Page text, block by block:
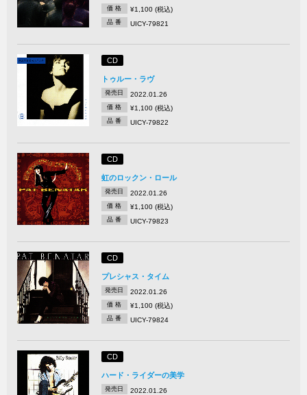
価 格 ¥1,100 (税込)
品 番 UICY-79821
CD
トゥルー・ラヴ
発売日 2022.01.26
価 格 ¥1,100 (税込)
品 番 UICY-79822
CD
虹のロックン・ロール
発売日 2022.01.26
価 格 ¥1,100 (税込)
品 番 UICY-79823
CD
プレシャス・タイム
発売日 2022.01.26
価 格 ¥1,100 (税込)
品 番 UICY-79824
CD
ハード・ライダーの美学
発売日 2022.01.26